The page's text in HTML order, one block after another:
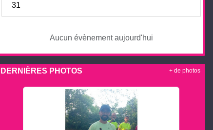
31
Aucun évènement aujourd'hui
DERNIÈRES PHOTOS + de photos